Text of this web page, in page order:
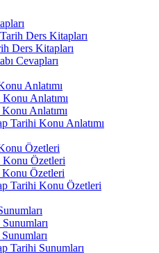
Ders Kitapları
Ders Kitapları
Cevapları
Anlatımı
Konu Anlatımı
Konu Anlatımı
Tarihi Konu Anlatımı
Özetleri
Konu Özetleri
Konu Özetleri
Tarihi Konu Özetleri
Sunumları
Tarihi Sunumları